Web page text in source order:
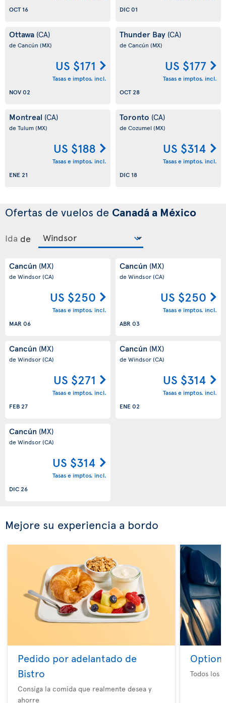
OCT 16
DIC 01
Ottawa (CA)
de Cancún (MX)
US $171
Tasas e imptos. incl.
NOV 02
Thunder Bay (CA)
de Cancún (MX)
US $177
Tasas e imptos. incl.
OCT 28
Montreal (CA)
de Tulum(MX)
US $188
Tasas e imptos. incl.
ENE 21
Toronto (CA)
de Cozumel (MX)
US $314
Tasas e imptos. incl.
DIC 18
Ofertas de vuelos de Canadá a México
Ida de
Cancún (MX)
de Windsor(CA)
US $250
Tasas e imptos. incl.
MAR 06
Cancún (MX)
de Windsor(CA)
US $250
Tasas e imptos. incl.
ABR 03
Cancún (MX)
de Windsor(CA)
US $271
Tasas e imptos. incl.
FEB 27
Cancún (MX)
de Windsor(CA)
US $314
Tasas e imptos. incl.
ENE 02
Cancún (MX)
de Windsor(CA)
US $314
Tasas e imptos. incl.
DIC 26
Mejore su experiencia a bordo
Pedido por adelantado de
Bistro
Consiga la comida que realmente desea y
ahorre
Option
Todos los